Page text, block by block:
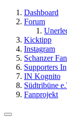
Dashboard
Forum
Kicktipp
Instagram
Schanzer
Supporters
IN Kognito
Südtribüne
Fanprojekt